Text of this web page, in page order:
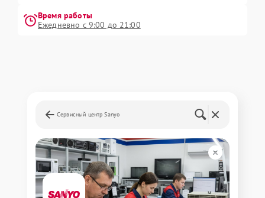
Время работы
Ежедневно с 9:00 до 21:00
Сервисный центр Sanyo